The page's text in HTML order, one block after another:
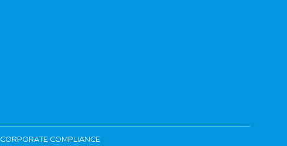
CORPORATE COMPLIANCE